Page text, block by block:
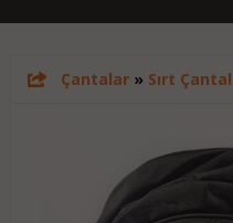
Çantalar» Sırt